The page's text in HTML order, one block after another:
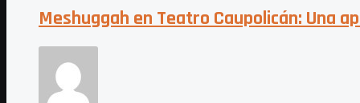
Meshuggah en Teatro Caupolicán: Una